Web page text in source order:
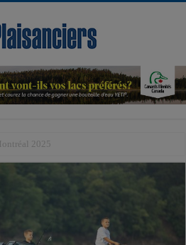
modal-check